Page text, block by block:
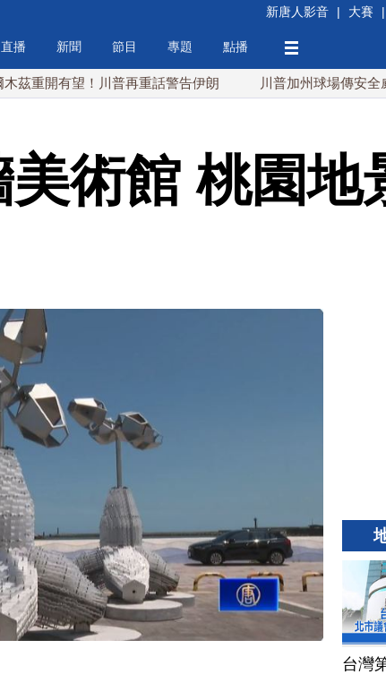
新唐人影音 | 大賽 |
直播 新聞 節目 專題 點播
望！川普再重話警告伊朗 川普加州球場傳安全威脅 犯
術館 桃園地
台灣